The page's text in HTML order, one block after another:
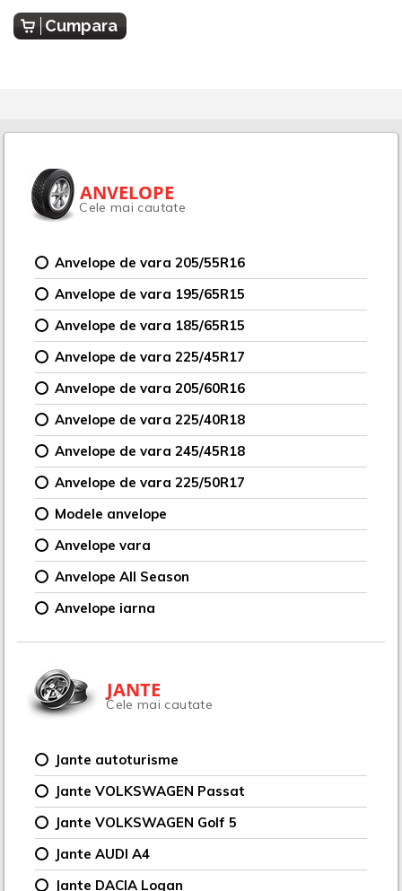
Cumpara
ANVELOPE
Cele mai cautate
Anvelope de vara 205/55R16
Anvelope de vara 195/65R15
Anvelope de vara 185/65R15
Anvelope de vara 225/45R17
Anvelope de vara 205/60R16
Anvelope de vara 225/40R18
Anvelope de vara 245/45R18
Anvelope de vara 225/50R17
Modele anvelope
Anvelope vara
Anvelope All Season
Anvelope iarna
JANTE
Cele mai cautate
Jante autoturisme
Jante VOLKSWAGEN Passat
Jante VOLKSWAGEN Golf 5
Jante AUDI A4
Jante DACIA Logan